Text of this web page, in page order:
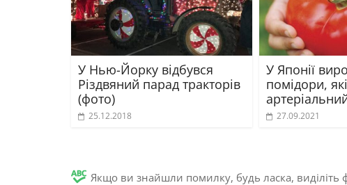
У Нью-Йорку відбувся
Різдвяний парад тракторів
(фото)
25.12.2018
У Японії
помідори,
27.09.2021
Якщо ви знайшли помилку, будь ласка, виділіть